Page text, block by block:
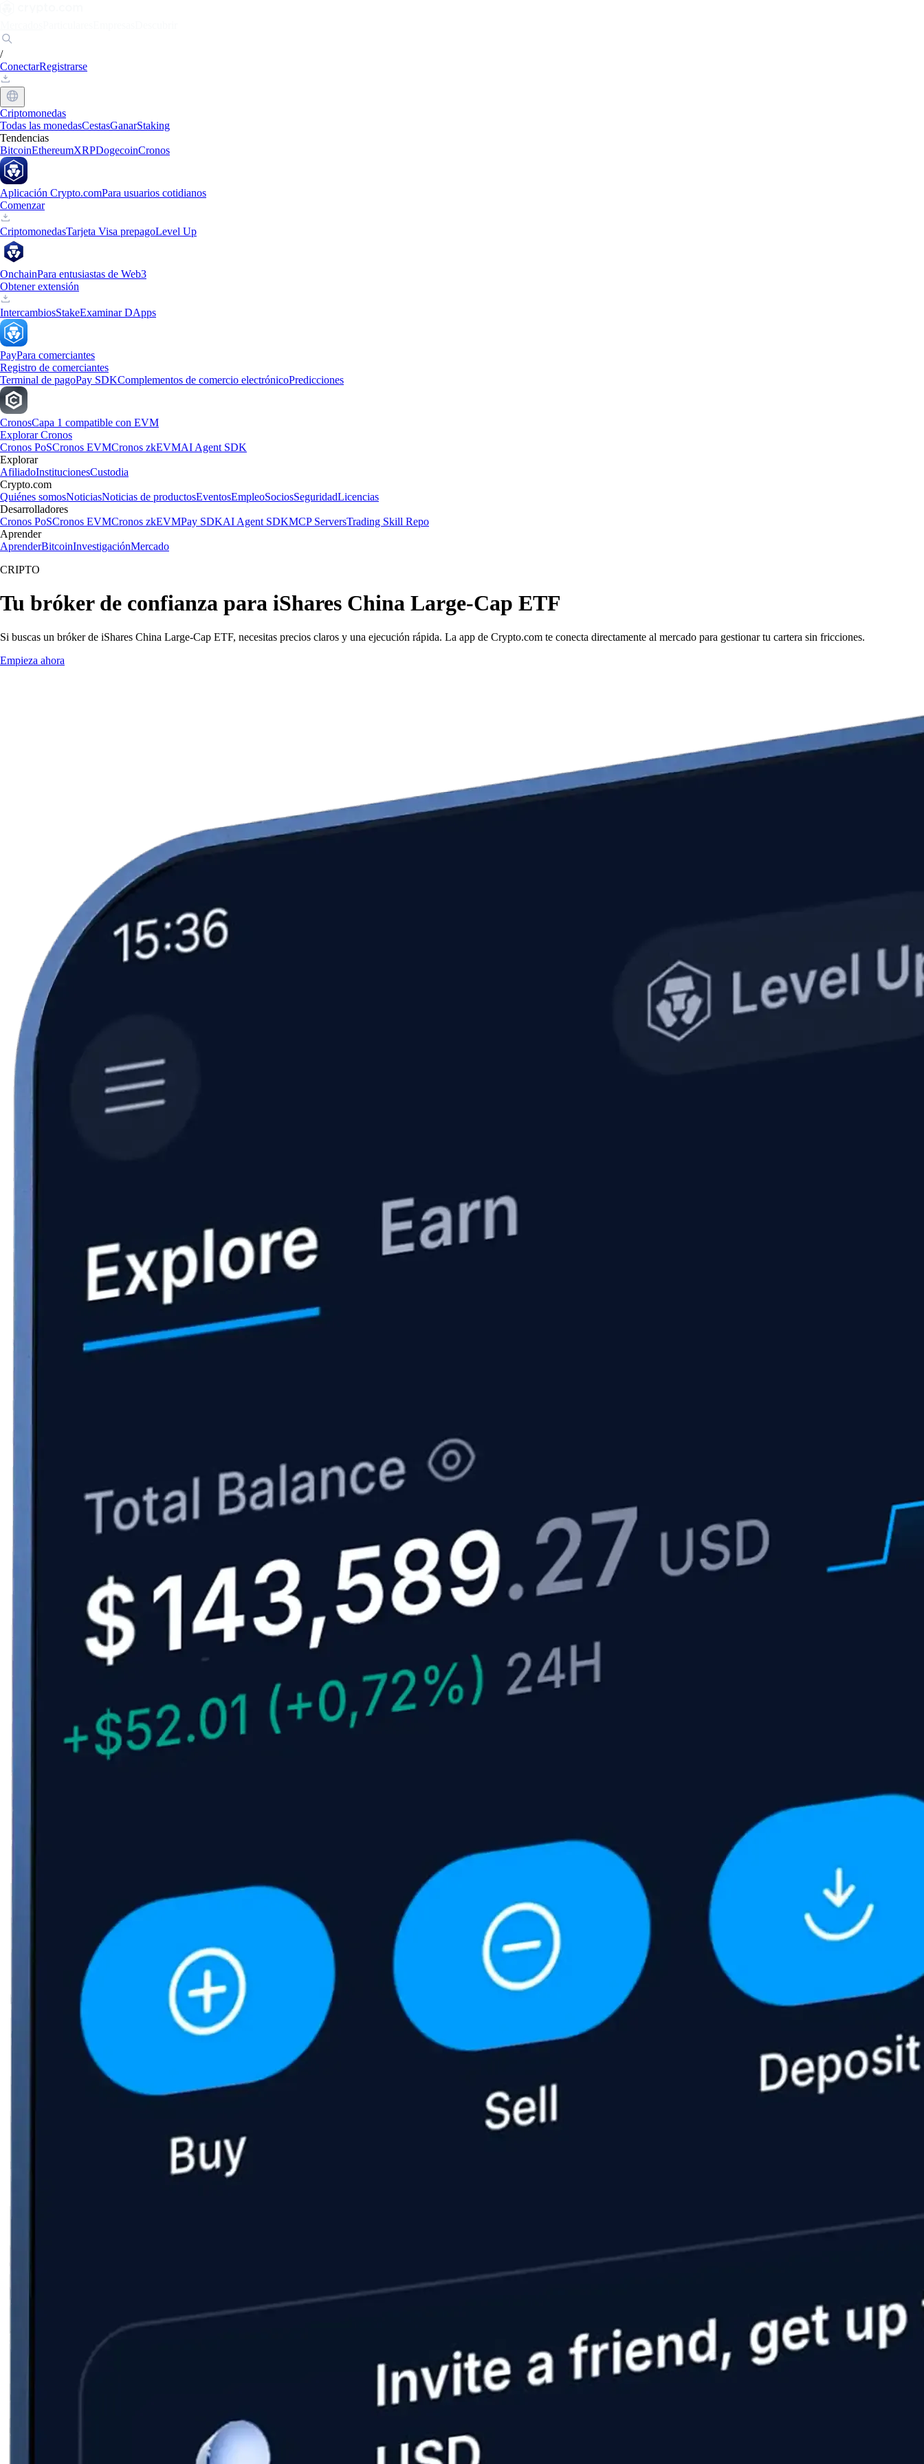
/
ConectarRegistrarse
Criptomonedas
Todas las monedasCestasGanarStaking
Tendencias
BitcoinEthereumXRPDogecoinCronos
Aplicación Crypto.comPara usuarios cotidianos
Comenzar
CriptomonedasTarjeta Visa prepagoLevel Up
OnchainPara entusiastas de Web3
Obtener extensión
IntercambiosStakeExaminar DApps
PayPara comerciantes
Registro de comerciantes
Terminal de pagoPay SDKComplementos de comercio electrónicoPredicciones
CronosCapa 1 compatible con EVM
Explorar Cronos
Cronos PoSCronos EVMCronos zkEVMAI Agent SDK
Explorar
AfiliadoInstitucionesCustodia
Crypto.com
Quiénes somosNoticiasNoticias de productosEventosEmpleoSociosSeguridadLicencias
Desarrolladores
Cronos PoSCronos EVMCronos zkEVMPay SDKAI Agent SDKMCP ServersTrading Skill Repo
Aprender
AprenderBitcoinInvestigaciónMercado
CRIPTO
Tu bróker de confianza para iShares China Large-Cap ETF
Si buscas un bróker de iShares China Large-Cap ETF, necesitas precios claros y una ejecución rápida. La app de Crypto.com te conecta directamente al mercado para gestionar tu cartera sin fricciones.
Empieza ahora